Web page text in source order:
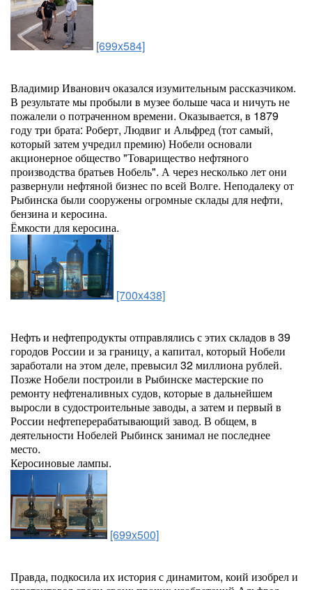
[699x584]
Владимир Иванович оказался изумительным рассказчиком.
В результате мы пробыли в музее больше часа и ничуть не
пожалели о потраченном времени. Оказывается, в 1879
году три брата: Роберт, Людвиг и Альфред (тот самый,
который затем учредил премию) Нобели основали
акционерное общество "Товарищество нефтяного
производства братьев Нобель". А через несколько лет они
развернули нефтяной бизнес по всей Волге. Неподалеку от
Рыбинска были сооружены огромные склады для нефти,
бензина и керосина.
Ёмкости для керосина.
[700x438]
Нефть и нефтепродукты отправлялись с этих складов в 39
городов России и за границу, а капитал, который Нобели
заработали на этом деле, превысил 32 миллиона рублей.
Позже Нобели построили в Рыбинске мастерские по
ремонту нефтеналивных судов, которые в дальнейшем
выросли в судостроительные заводы, а затем и первый в
России нефтеперерабатывающий завод. В общем, в
деятельности Нобелей Рыбинск занимал не последнее
место.
Керосиновые лампы.
[699x500]
Правда, подкосила их история с динамитом, коий изобрел и